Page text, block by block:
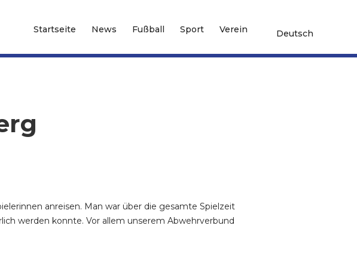
Startseite News Fußball Sport Verein Deutsch
anreisen. Man war über die gesamte Spielzeit
werden konnte. Vor allem unserem Abwehrverbund